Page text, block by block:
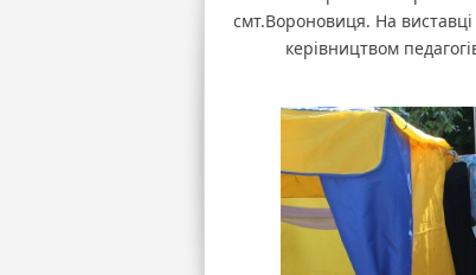
смт.Вороновиця. На
керівництвом